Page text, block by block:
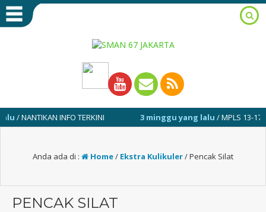
INFO TERKINI 3 minggu yang lalu/ MPLS 13-17 JULI
Anda ada di : Home/ Ekstra Kulikuler/Pencak Silat
PENCAK SILAT